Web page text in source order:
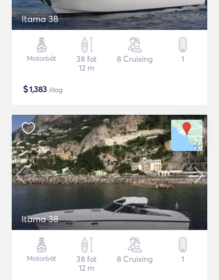
Itama 38
Motorbåt
38 fot
12 m
8 Cruising 1
$1,383 /dag
Itama 38
Motorbåt
38 fot
12 m
8 Cruising 1